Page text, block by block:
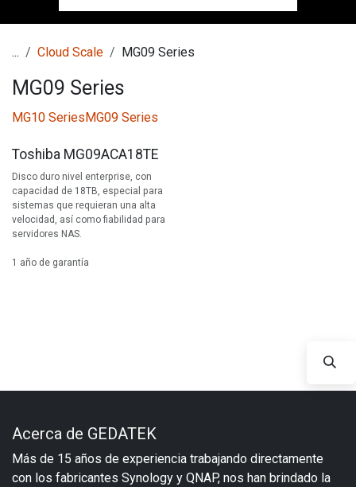
... Cloud Scale MG09 Series
MG09 Series
MG10 SeriesMG09 Series
Toshiba MG09ACA18TE
Disco duro nivel enterprise, con
capacidad de 18TB, especial para
sistemas que requieran una alta
velocidad, así como fiabilidad para
servidores NAS.
1 año de garantía
Acerca de GEDATEK
Más de 15 años de experiencia trabajando directamente
con los fabricantes Synology y QNAP, nos han brindado la